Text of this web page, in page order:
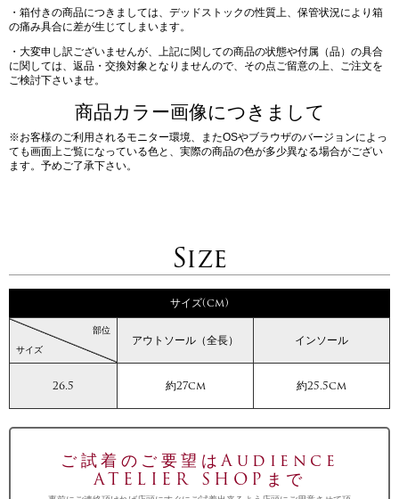
・箱付きの商品につきましては、デッドストックの性質上、保管状況により箱
の痛み具合に差が生じてしまいます。
・大変申し訳ございませんが、上記に関しての商品の状態や付属（品）の具合
に関しては、返品・交換対象となりませんので、その点ご留意の上、ご注文を
ご検討下さいませ。
商品カラー画像につきまして
※お客様のご利用されるモニター環境、またOSやブラウザのバージョンによっ
ても画面上ご覧になっている色と、実際の商品の色が多少異なる場合がござい
ます。予めご了承下さい。
Size
サイズ(cm)
サイズ
部位
アウトソール（全長） インソール
26.5 約27cm 約25.5cm
ご試着のご要望はAudience
ATELIER SHOPまで